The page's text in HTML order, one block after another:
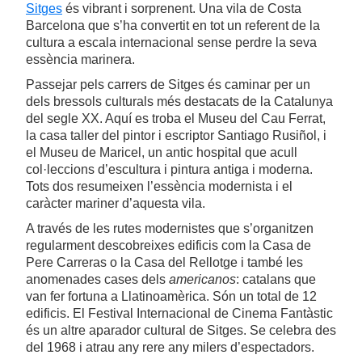
Sitges és vibrant i sorprenent. Una vila de Costa
Barcelona que s’ha convertit en tot un referent de la
cultura a escala internacional sense perdre la seva
essència marinera.
Passejar pels carrers de Sitges és caminar per un
dels bressols culturals més destacats de la Catalunya
del segle XX. Aquí es troba el Museu del Cau Ferrat,
la casa taller del pintor i escriptor Santiago Rusiñol, i
el Museu de Maricel, un antic hospital que acull
col·leccions d’escultura i pintura antiga i moderna.
Tots dos resumeixen l’essència modernista i el
caràcter mariner d’aquesta vila.
A través de les rutes modernistes que s’organitzen
regularment descobreixes edificis com la Casa de
Pere Carreras o la Casa del Rellotge i també les
anomenades cases dels americanos: catalans que
van fer fortuna a Llatinoamèrica. Són un total de 12
edificis. El Festival Internacional de Cinema Fantàstic
és un altre aparador cultural de Sitges. Se celebra des
del 1968 i atrau any rere any milers d’espectadors.